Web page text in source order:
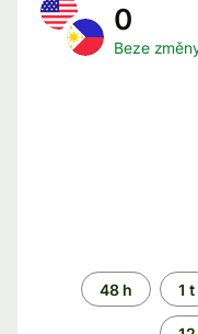
0
Beze
Časové
období
48 h 1 t